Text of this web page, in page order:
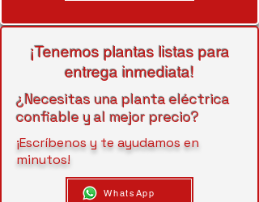
¡Tenemos plantas listas para
entrega inmediata!
¿Necesitas una planta eléctrica
confiable y al mejor precio?
¡Escríbenos y te ayudamos en
minutos!
WhatsApp